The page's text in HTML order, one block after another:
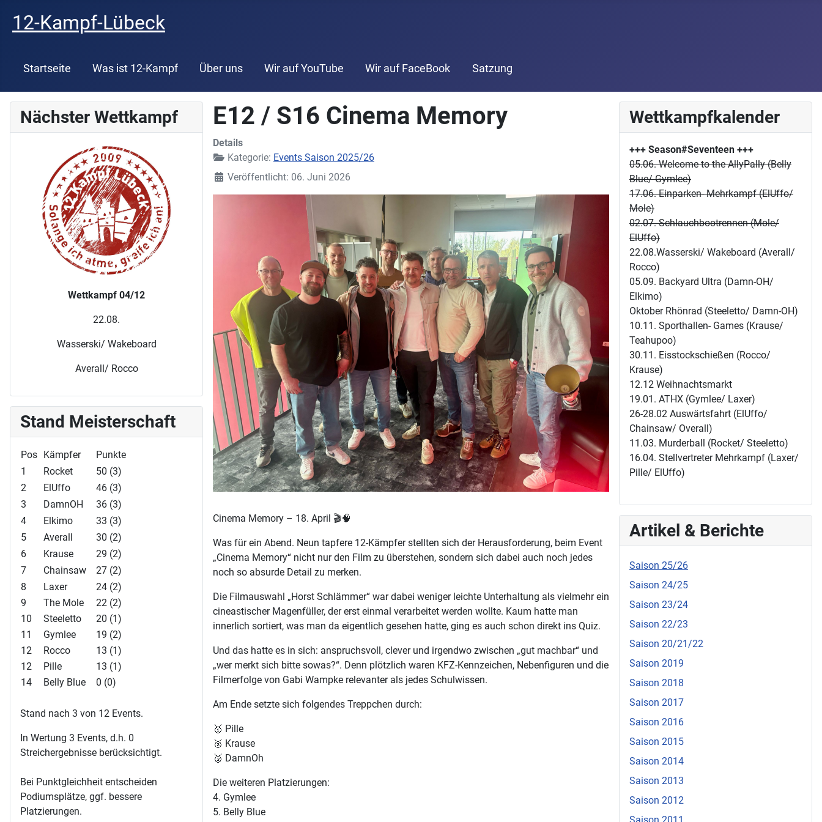
12-Kampf-Lübeck
Startseite Was ist 12-Kampf Über uns Wir auf YouTube Wir auf FaceBook Satzung
Nächster Wettkampf
Wettkampf 04/12
22.08.
Wasserski/ Wakeboard
Averall/ Rocco
Stand Meisterschaft
Pos Kämpfer
Punkte
1
Rocket
50 (3)
2
ElUffo
46 (3)
3
DamnOH
36 (3)
4
Elkimo
33 (3)
5
Averall
30 (2)
6
Krause
29 (2)
7
Chainsaw
27 (2)
8
Laxer
24 (2)
9
The Mole
22 (2)
10
Steeletto
20 (1)
11
Gymlee
19 (2)
12
Rocco
13 (1)
12
Pille
13 (1)
14
Belly Blue 0 (0)
Stand nach 3 von 12 Events.
In Wertung 3 Events, d.h. 0
Streichergebnisse berücksichtigt.
Bei Punktgleichheit entscheiden
Podiumsplätze, ggf. bessere
Platzierungen.
E12 / S16 Cinema Memory
Details
Kategorie: Events Saison 2025/26
Veröffentlicht: 06. Juni 2026
Cinema Memory – 18. April 🎬🧠
Was für ein Abend. Neun tapfere 12-Kämpfer stellten sich der Herausforderung, beim Event
„Cinema Memory“ nicht nur den Film zu überstehen, sondern sich dabei auch noch jedes
noch so absurde Detail zu merken.
Die Filmauswahl „Horst Schlämmer“ war dabei weniger leichte Unterhaltung als vielmehr ein
cineastischer Magenfüller, der erst einmal verarbeitet werden wollte. Kaum hatte man
innerlich sortiert, was man da eigentlich gesehen hatte, ging es auch schon direkt ins Quiz.
Und das hatte es in sich: anspruchsvoll, clever und irgendwo zwischen „gut machbar“ und
„wer merkt sich bitte sowas?“. Denn plötzlich waren KFZ-Kennzeichen, Nebenfiguren und die
Filmerfolge von Gabi Wampke relevanter als jedes Schulwissen.
Am Ende setzte sich folgendes Treppchen durch:
🥇 Pille
🥈 Krause
🥉 DamnOh
Die weiteren Platzierungen:
4.⁠ ⁠Gymlee
5.⁠ ⁠⁠Belly Blue
Wettkampfkalender
+++ Season#Seventeen +++
05.06. Welcome to the AllyPally (Belly
Blue/ Gymlee)
17.06. Einparken- Mehrkampf (ElUffo/
Mole)
02.07. Schlauchbootrennen (Mole/
ElUffo)
22.08.Wasserski/ Wakeboard (Averall/
Rocco)
05.09. Backyard Ultra (Damn-OH/
Elkimo)
Oktober Rhönrad (Steeletto/ Damn-OH)
10.11. Sporthallen- Games (Krause/
Teahupoo)
30.11. Eisstockschießen (Rocco/
Krause)
12.12 Weihnachtsmarkt
19.01. ATHX (Gymlee/ Laxer)
26-28.02 Auswärtsfahrt (ElUffo/
Chainsaw/ Overall)
11.03. Murderball (Rocket/ Steeletto)
16.04. Stellvertreter Mehrkampf (Laxer/
Pille/ ElUffo)
Artikel & Berichte
Saison 25/26
Saison 24/25
Saison 23/24
Saison 22/23
Saison 20/21/22
Saison 2019
Saison 2018
Saison 2017
Saison 2016
Saison 2015
Saison 2014
Saison 2013
Saison 2012
Saison 2011